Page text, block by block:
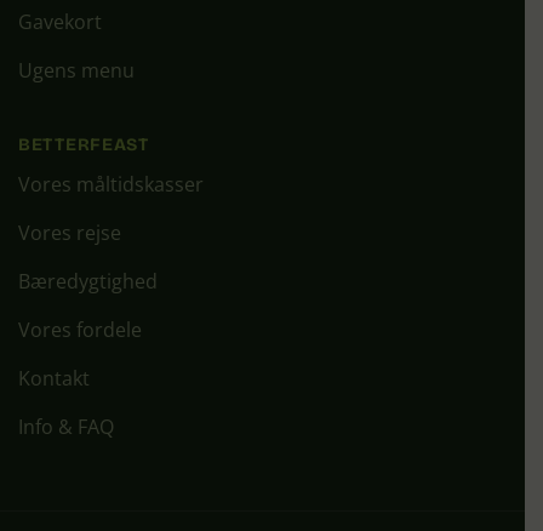
Gavekort
Ugens menu
BETTERFEAST
Vores måltidskasser
Vores rejse
Bæredygtighed
Vores fordele
Kontakt
Info & FAQ